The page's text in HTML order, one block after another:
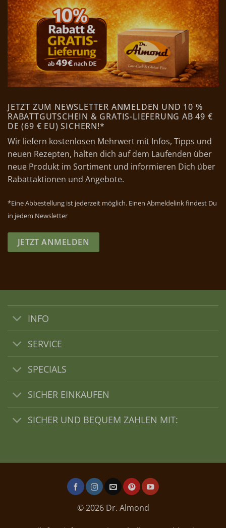
JETZT ZUM NEWSLETTER ANMELDEN UND 10 %
RABATTGUTSCHEIN & GRATIS-LIEFERUNG AB 49 €
DE (69 € EU) SICHERN!*
Wir liefern kostenlosen Mehrwert mit Infos, Tipps und
neuen Rezepten, halten dich auf dem Laufenden über
neue Produkt im Sortiment und informieren Dich über
Rabattaktionen und Angebote.
*Eine Abbestellung ist jederzeit möglich. Einen Abmeldelink findest Du
in jedem Newsletter
JETZT ANMELDEN
INFO
SERVICE
SPECIALS
SICHER EINKAUFEN
SICHER UND BEQUEM ZAHLEN MIT:
© 2026 Dr. Almond